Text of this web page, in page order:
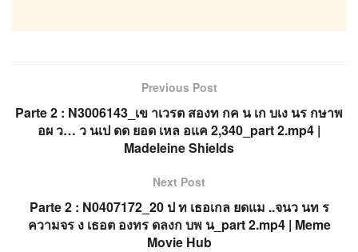
Previous Post
Parte 2 : N3006143_เข าเวรต สองท กค น เก บเง นร กษาพ
อผ ว… ว นเป ดด ยอด เหล อแค 2,340_part 2.mp4 |
Madeleine Shields
Next Post
Parte 2 : N0407172_20 ป ท เธอเกล ยดแม ..จนว นท ร
ความจร ง เธอต องทร ดลงก บพ น_part 2.mp4 | Meme
Movie Hub